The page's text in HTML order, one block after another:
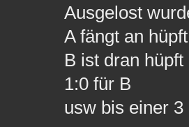
Ausgelost
A fängt an
B ist dran
1:0 für B
usw bis einer 3